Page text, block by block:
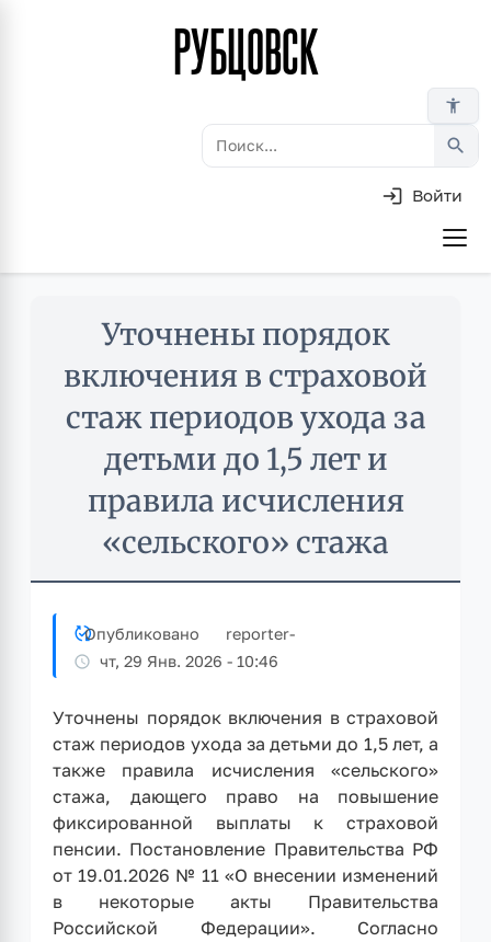
content
РУБЦОВСК
accessibility_new
search
Войти
Уточнены порядок
включения в страховой
стаж периодов ухода за
детьми до 1,5 лет и
правила исчисления
«сельского» стажа
Опубликовано reporter-
чт, 29 Янв. 2026 - 10:46
Уточнены порядок включения в страховой
стаж периодов ухода за детьми до 1,5 лет, а
также правила исчисления «сельского»
стажа, дающего право на повышение
фиксированной выплаты к страховой
пенсии. Постановление Правительства РФ
от 19.01.2026 № 11 «О внесении изменений
в некоторые акты Правительства
Российской Федерации». Согласно